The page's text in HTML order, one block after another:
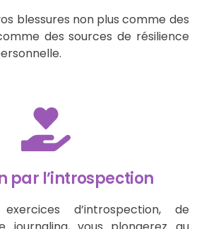
blessures non plus comme des
des sources de résilience
par l’introspection
d’introspection, de